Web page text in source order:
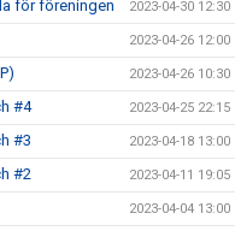
för föreningen 2023-04-30 12:30
2023-04-26 12:00
2023-04-26 10:30
#4 2023-04-25 22:15
#3 2023-04-18 13:00
#2 2023-04-11 19:05
2023-04-04 13:00